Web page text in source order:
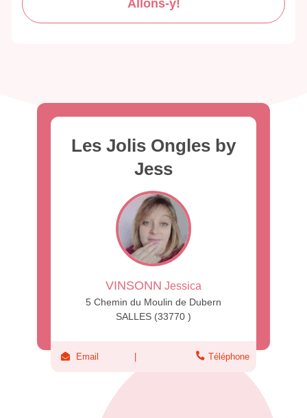
Allons-y!
Les Jolis Ongles by
Jess
VINSONN Jessica
5 Chemin du Moulin de Dubern
SALLES (33770 )
Email Téléphone